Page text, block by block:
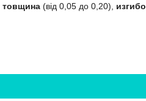
товщина (від 0,05 до 0,20),